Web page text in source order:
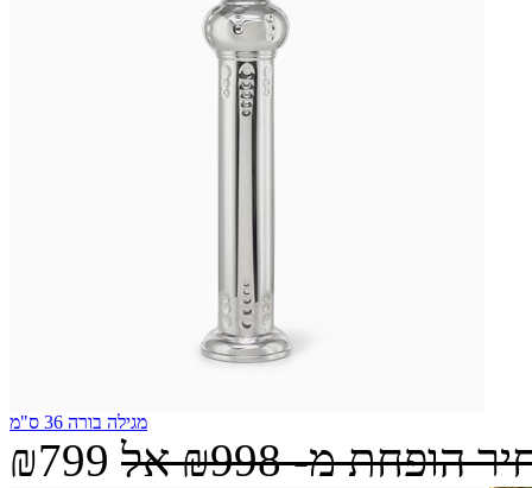
מגילה בורה 36 ס"מ
₪799 הופחת מ-₪998 אל